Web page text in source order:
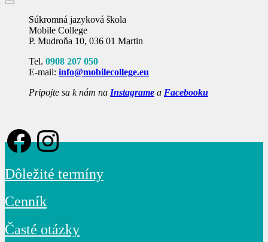
Súkromná jazyková škola
Mobile College
P. Mudroňa 10, 036 01 Martin
Tel. 0908 207 050
E-mail: info@mobilecollege.eu
Pripojte sa k nám na Instagrame a Facebooku
Facebook
Instagram
Dôležité termíny
Cenník
Časté otázky